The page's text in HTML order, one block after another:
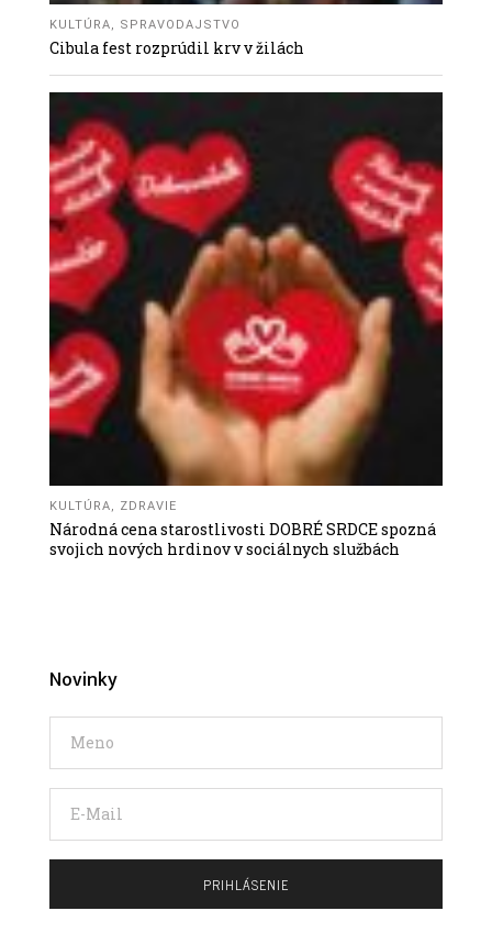
KULTÚRA, SPRAVODAJSTVO
Cibula fest rozprúdil krv v žilách
KULTÚRA, ZDRAVIE
Národná cena starostlivosti DOBRÉ SRDCE spozná
svojich nových hrdinov v sociálnych službách
Novinky